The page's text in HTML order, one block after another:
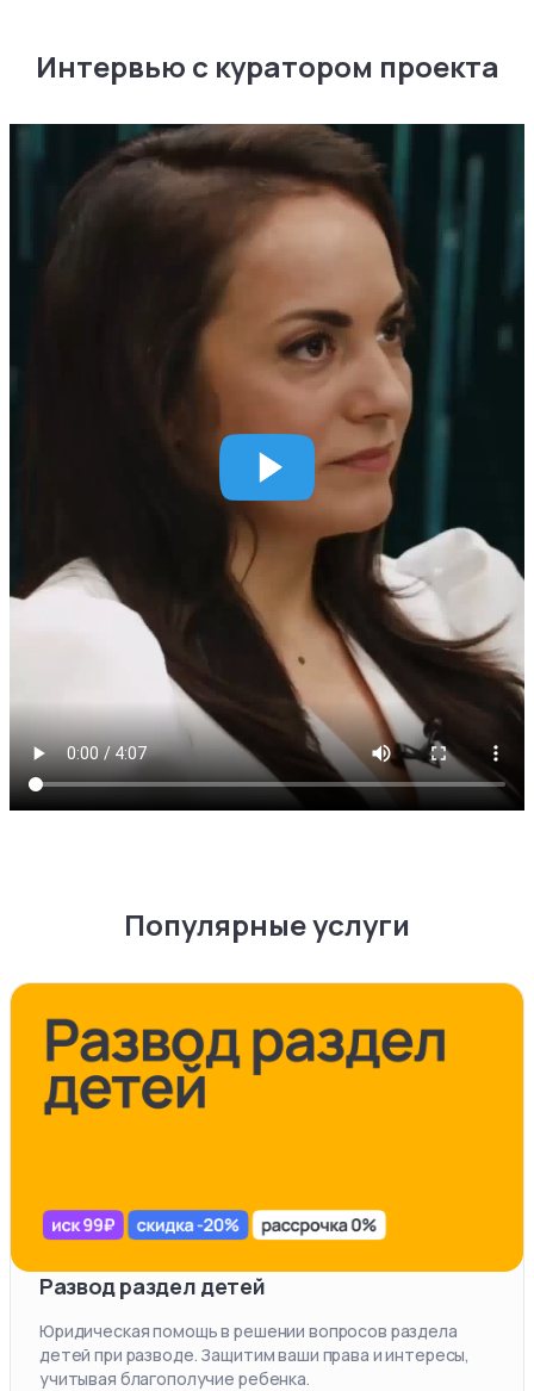
Интервью с куратором проекта
Популярные услуги
Развод раздел детей
Юридическая помощь в решении вопросов раздела
детей при разводе. Защитим ваши права и интересы,
учитывая благополучие ребенка.